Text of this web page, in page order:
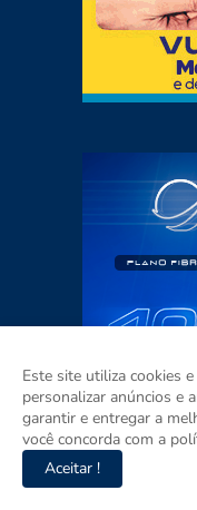
Este site utiliza cookies
personalizar anúncios e
garantir e entregar a
você concorda com a
Aceitar !